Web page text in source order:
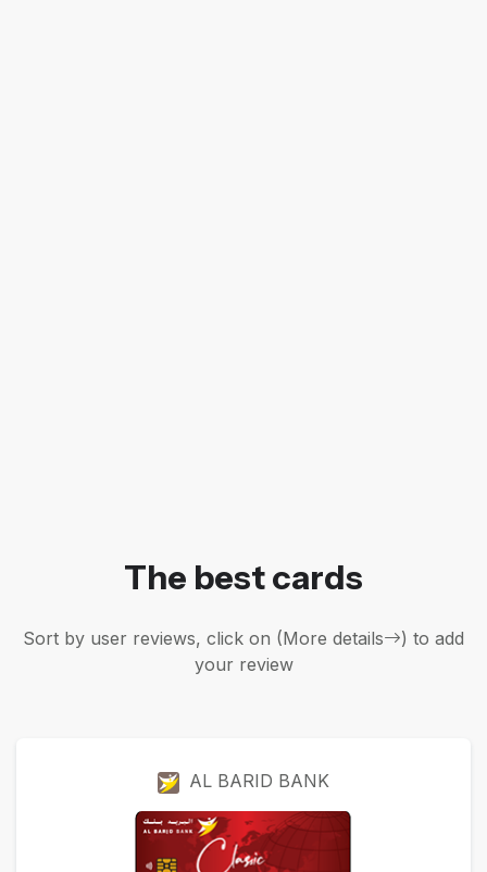
The best cards
Sort by user reviews, click on (More details
) to add
your review
AL BARID BANK